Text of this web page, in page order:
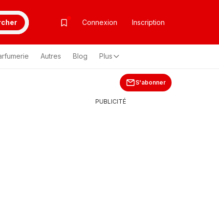
Connexion Inscription
Autres Blog Plus
S'abonner
PUBLICITÉ